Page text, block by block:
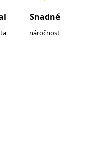
Snadné
náročnost